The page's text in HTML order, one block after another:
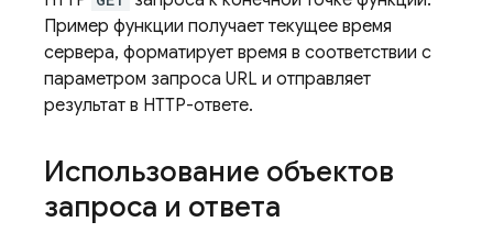
Пример функции получает текущее время
сервера, форматирует время в соответствии с
параметром запроса URL и отправляет
результат в HTTP-ответе.
Использование объектов
запроса и ответа